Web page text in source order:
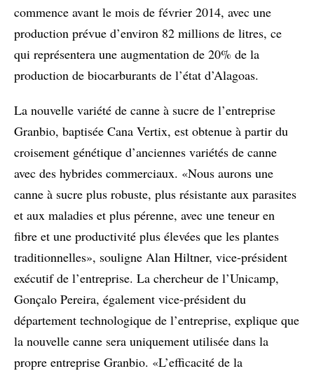
commence avant le mois de février 2014, avec une
production prévue d’environ 82 millions de litres, ce
qui représentera une augmentation de 20% de la
production de biocarburants de l’état d’Alagoas.
La nouvelle variété de canne à sucre de l’entreprise
Granbio, baptisée Cana Vertix, est obtenue à partir du
croisement génétique d’anciennes variétés de canne
avec des hybrides commerciaux. «Nous aurons une
canne à sucre plus robuste, plus résistante aux parasites
et aux maladies et plus pérenne, avec une teneur en
fibre et une productivité plus élevées que les plantes
traditionnelles», souligne Alan Hiltner, vice-président
exécutif de l’entreprise. La chercheur de l’Unicamp,
Gonçalo Pereira, également vice-président du
département technologique de l’entreprise, explique que
la nouvelle canne sera uniquement utilisée dans la
propre entreprise Granbio. «L’efficacité de la